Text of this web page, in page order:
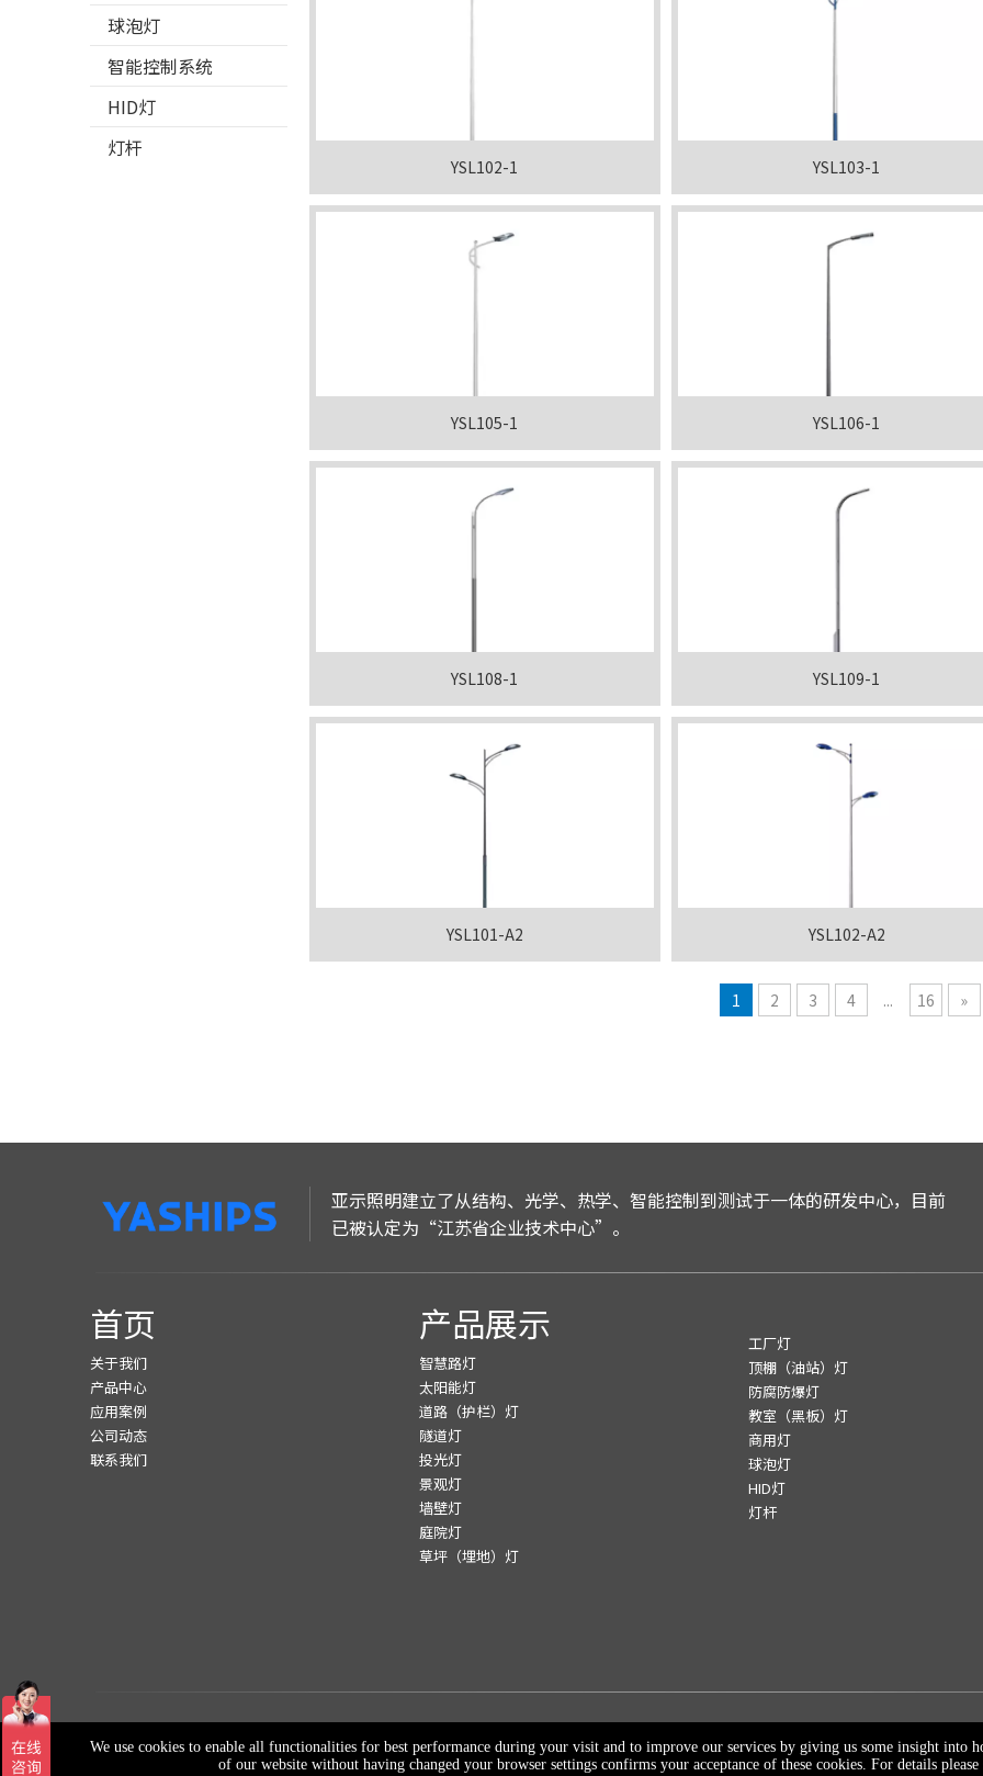
球泡灯
智能控制系统
HID灯
灯杆
YSL102-1 YSL103-1
YSL105-1 YSL106-1
YSL108-1 YSL109-1
YSL101-A2 YSL102-A2
1 2 3 4 ... 16 »
亚示照明建立了从结构、光学、热学、智能控制到测试于一体的研发中心，目前
已被认定为“江苏省企业技术中心”。
首页
关于我们
产品中心
应用案例
公司动态
联系我们
产品展示
智慧路灯
太阳能灯
道路（护栏）灯
隧道灯
投光灯
景观灯
墙壁灯
庭院灯
草坪（埋地）灯
工厂灯
顶棚（油站）灯
防腐防爆灯
教室（黑板）灯
商用灯
球泡灯
HID灯
灯杆
版权所有©江苏亚示照明集团 苏ICP备2023020843号-1
We use cookies to enable all functionalities for best performance during your visit and to improve our services by giving us some insight into
of our website without having changed your browser settings confirms your acceptance of these cookies. For details